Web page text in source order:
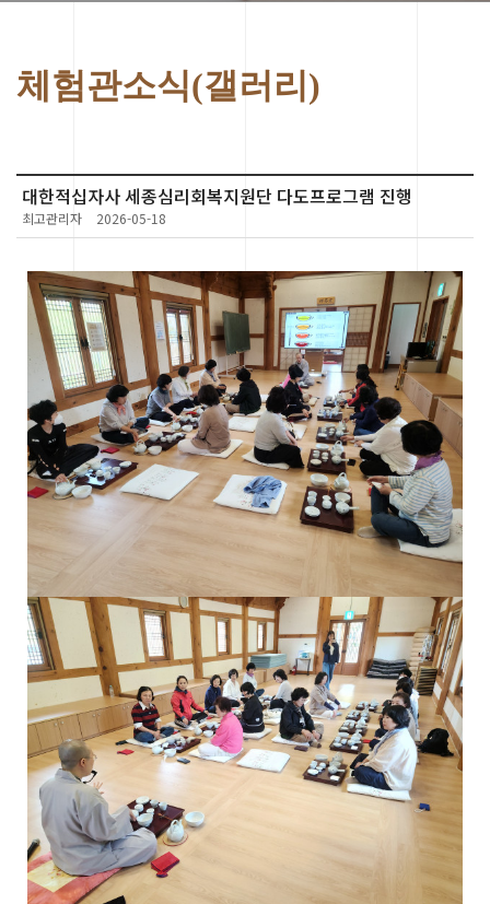
체험관소식(갤러리)
대한적십자사 세종심리회복지원단 다도프로그램 진행
최고관리자 2026-05-18